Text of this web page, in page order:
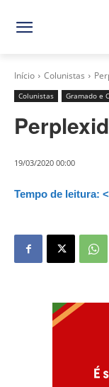
Início Colunistas
Colunistas Gramado e
19/03/2020 00:00
Tempo de leitura: